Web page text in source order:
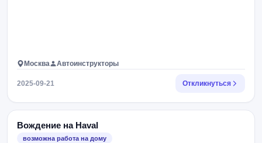
Москва Автоинструкторы
2025-09-21 Откликнуться
Вождение на Haval
возможна работа на дому